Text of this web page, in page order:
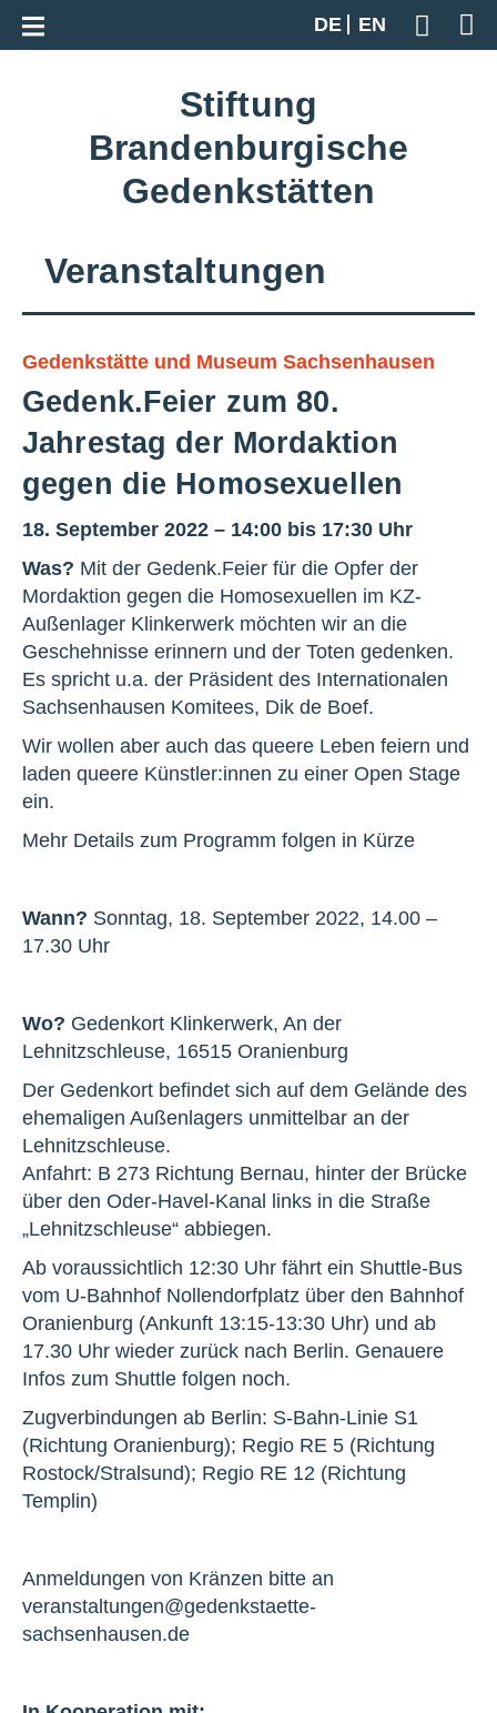
DE
EN
Geben
Zur Gesamtübersicht
Stiftung
Brandenburgische
Gedenkstätten
Veranstaltungen
Gedenkstätte und Museum Sachsenhausen
Gedenk.Feier zum 80.
Jahrestag der Mordaktion
gegen die Homosexuellen
18. September 2022 – 14:00 bis 17:30 Uhr
Was? Mit der Gedenk.Feier für die Opfer der
Mordaktion gegen die Homosexuellen im KZ-
Außenlager Klinkerwerk möchten wir an die
Geschehnisse erinnern und der Toten gedenken.
Es spricht u.a. der Präsident des Internationalen
Sachsenhausen Komitees, Dik de Boef.
Wir wollen aber auch das queere Leben feiern und
laden queere Künstler:innen zu einer Open Stage
ein.
Mehr Details zum Programm folgen in Kürze
Wann? Sonntag, 18. September 2022, 14.00 –
17.30 Uhr
Wo? Gedenkort Klinkerwerk, An der
Lehnitzschleuse, 16515 Oranienburg
Der Gedenkort befindet sich auf dem Gelände des
ehemaligen Außenlagers unmittelbar an der
Lehnitzschleuse.
Anfahrt: B 273 Richtung Bernau, hinter der Brücke
über den Oder-Havel-Kanal links in die Straße
„Lehnitzschleuse“ abbiegen.
Ab voraussichtlich 12:30 Uhr fährt ein Shuttle-Bus
vom U-Bahnhof Nollendorfplatz über den Bahnhof
Oranienburg (Ankunft 13:15-13:30 Uhr) und ab
17.30 Uhr wieder zurück nach Berlin. Genauere
Infos zum Shuttle folgen noch.
Zugverbindungen ab Berlin: S-Bahn-Linie S1
(Richtung Oranienburg); Regio RE 5 (Richtung
Rostock/Stralsund); Regio RE 12 (Richtung
Templin)
Anmeldungen von Kränzen bitte an
veranstaltungen@gedenkstaette-
sachsenhausen.de